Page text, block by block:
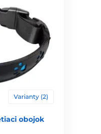
Varianty (2)
obojok